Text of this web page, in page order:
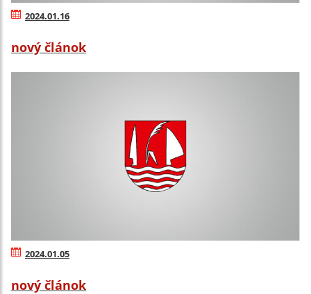
2024.01.16
nový článok
2024.01.05
nový článok